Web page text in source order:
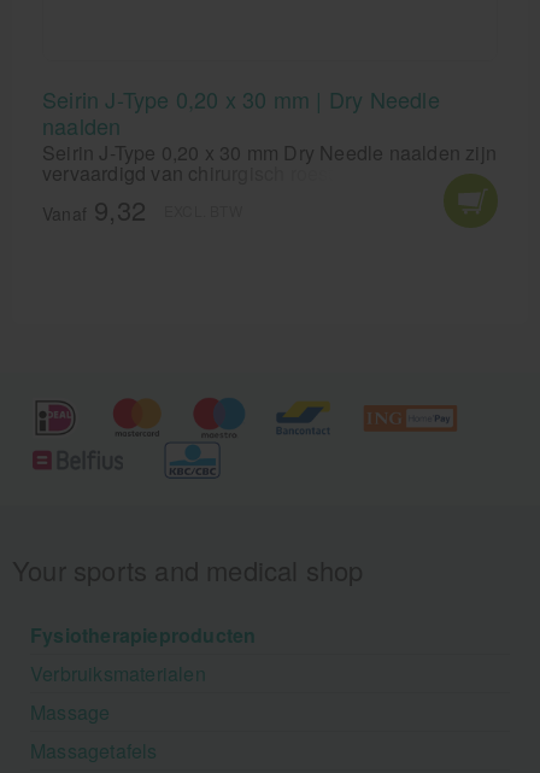
Seirin J-Type 0,20 x 30 mm | Dry Needle
naalden
Seirin J-Type 0,20 x 30 mm Dry Needle naalden zijn
vervaardigd van chirurgisch roestvrij staal en zitten
exact in het midden van de tube zodat ze bijzonder
nauwkeurig te positioneren zijn.
Vanaf 9,32
Fysiotherapieproducten
Verbruiksmaterialen
Massage
Massagetafels